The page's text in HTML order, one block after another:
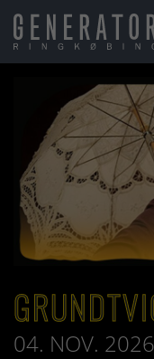
04. NOV.